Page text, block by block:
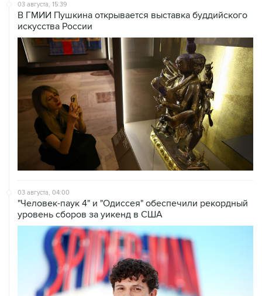
03 августа, 15:39
В ГМИИ Пушкина открывается выставка буддийского
искусства России
03 августа, 04:00
"Человек-паук 4" и "Одиссея" обеспечили рекордный
уровень сборов за уикенд в США